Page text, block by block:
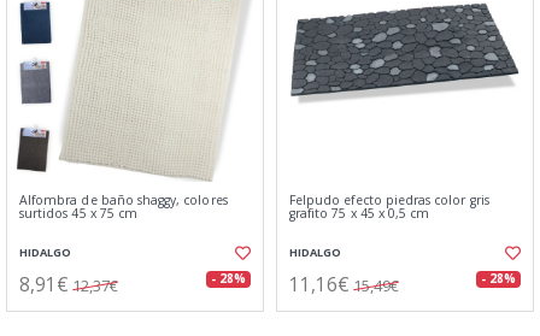
Alfombra de baño shaggy, colores
surtidos 45 x 75 cm
HIDALGO
8,91€ 12,37€ - 28%
Felpudo efecto piedras color gris
grafito 75 x 45 x 0,5 cm
HIDALGO
11,16€ 15,49€ - 28%